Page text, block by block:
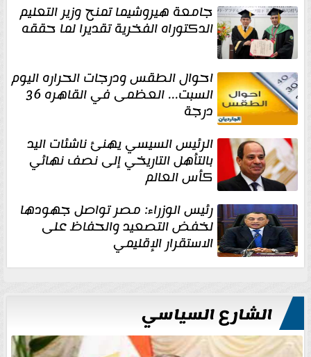
جامعة هيروشيما تمنح وزير التعليم
الدكتوراه الفخرية تقديرا لما حققه
احوال الطقس ودرجات الحراره اليوم
السبت... العظمى في القاهره 36
درجة
الرئيس السيسي يهنئ ناشئات اليد
بالتأهل التاريخي إلى نصف نهائي
كأس العالم
رئيس الوزراء: مصر تواصل جهودها
لخفض التصعيد والحفاظ على
الاستقرار الإقليمي
الشارع السياسي